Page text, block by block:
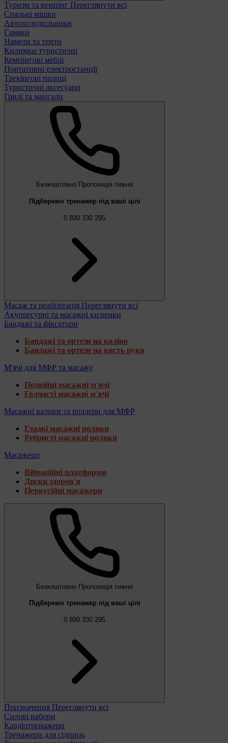
Туризм та кемпінг Переглянути всі
Спальні мішки
Автохолодильники
Гамаки
Намети та тенти
Килимки туристичні
Кемпінгові меблі
Портативні електростанції
Трекінгові палиці
Туристичні аксесуари
Грилі та мангали
Безкоштовно Пропозиція тижня
Підберемо тренажер під ваші цілі
0 800 330 295
Масаж та реабілітація Переглянути всі
Акупресурні та масажні килимки
Бандажі та фіксатори
Бандажі та ортези на коліно
Бандажі та ортези на кисть руки
М'ячі для МФР та масажу
Подвійні масажні м'ячі
Голчасті масажні м'ячі
Масажні валики та роллери для МФР
Гладкі масажні ролики
Ребристі масажні ролики
Масажери
Вібраційні платформи
Диски здоров'я
Перкусійні масажери
Безкоштовно Пропозиція тижня
Підберемо тренажер під ваші цілі
0 800 330 295
Призначення Переглянути всі
Силові набори
Кардіотренажери
Тренажери для сідниць